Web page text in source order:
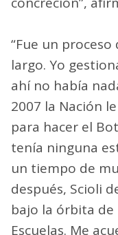
“Fue un
largo. Yo
ahí no había
2007 la Nación
para hacer el
tenía ninguna
un tiempo de
después, Scioli
bajo la órbita de
Escuelas. Me